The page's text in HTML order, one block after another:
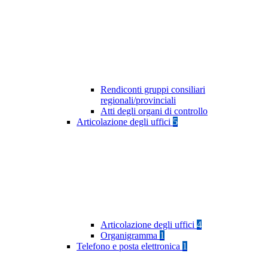
Rendiconti gruppi consiliari
regionali/provinciali
Atti degli organi di controllo
Articolazione degli uffici 5
Articolazione degli uffici 4
Organigramma 1
Telefono e posta elettronica 1